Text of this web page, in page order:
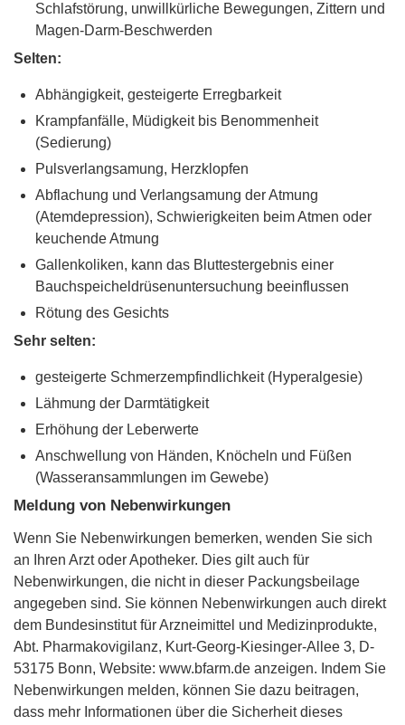
Schlafstörung, unwillkürliche Bewegungen, Zittern und
Magen-Darm-Beschwerden
Selten:
Abhängigkeit, gesteigerte Erregbarkeit
Krampfanfälle, Müdigkeit bis Benommenheit
(Sedierung)
Pulsverlangsamung, Herzklopfen
Abflachung und Verlangsamung der Atmung
(Atemdepression), Schwierigkeiten beim Atmen oder
keuchende Atmung
Gallenkoliken, kann das Bluttestergebnis einer
Bauchspeicheldrüsenuntersuchung beeinflussen
Rötung des Gesichts
Sehr selten:
gesteigerte Schmerzempfindlichkeit (Hyperalgesie)
Lähmung der Darmtätigkeit
Erhöhung der Leberwerte
Anschwellung von Händen, Knöcheln und Füßen
(Wasseransammlungen im Gewebe)
Meldung von Nebenwirkungen
Wenn Sie Nebenwirkungen bemerken, wenden Sie sich
an Ihren Arzt oder Apotheker. Dies gilt auch für
Nebenwirkungen, die nicht in dieser Packungsbeilage
angegeben sind. Sie können Nebenwirkungen auch direkt
dem Bundesinstitut für Arzneimittel und Medizinprodukte,
Abt. Pharmakovigilanz, Kurt-Georg-Kiesinger-Allee 3, D-
53175 Bonn, Website: www.bfarm.de anzeigen. Indem Sie
Nebenwirkungen melden, können Sie dazu beitragen,
dass mehr Informationen über die Sicherheit dieses